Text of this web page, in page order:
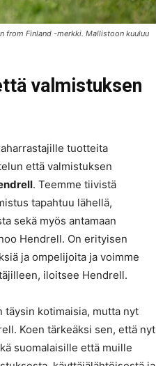
from Finland -merkki. Mallistoon kuuluu
valmistuksen
tuotteita
että valmistuksen
. Teemme tiivistä
tapahtuu lähellä,
sekä myös antamaan
Hendrell. On erityisen
ja ompelijoita ja voimme
iloitsee Hendrell.
kotimaisia, mutta nyt
Koen tärkeäksi sen, että nyt
suomalaisille että muille